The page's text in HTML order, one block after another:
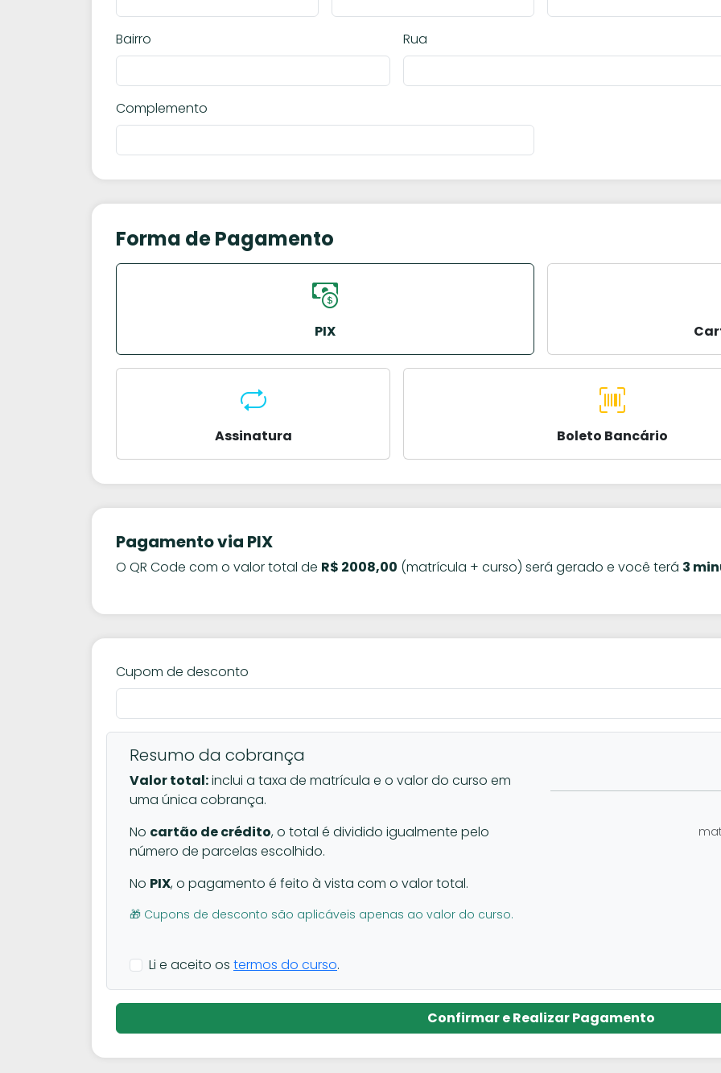
Bairro Rua
Complemento
Forma de Pagamento
PIX
Assinatura Boleto Bancário
Pagamento via PIX
O QR Code com o valor total de R$ 2008,00 (matrícula + curso) será gerado e você terá 3
Cupom de desconto
Resumo da cobrança
Valor total:inclui a taxa de matrícula e o valor do curso em
uma única cobrança.
No cartão de crédito, o total é dividido igualmente pelo
número de parcelas escolhido.
No PIX, o pagamento é feito à vista com o valor total.
🎁 Cupons de desconto são aplicáveis apenas ao valor do curso.
Li e aceito os termos do curso.
Confirmar e Realizar Pagamento